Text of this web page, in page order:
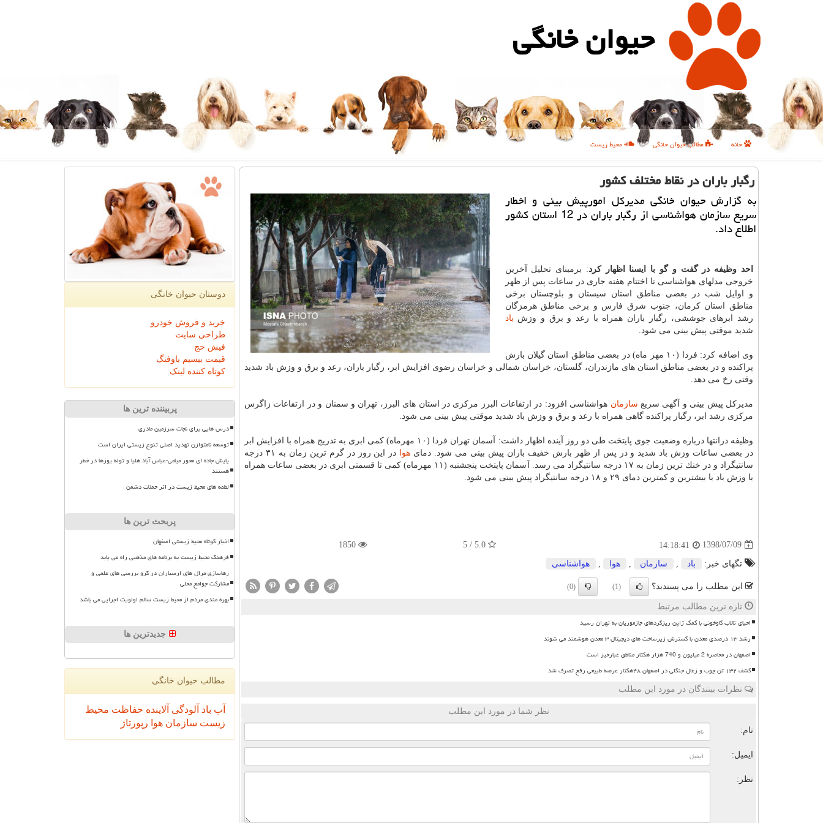
حیوان خانگی
خانه مطالب حیوان خانگی محیط زیست
رگبار باران در نقاط مختلف كشور
به گزارش حیوان خانگی مدیركل امورپیش بینی و اخطار
سریع سازمان هواشناسی از رگبار باران در 12 استان كشور
اطلاع داد.
احد وظیفه در گفت و گو با ایسنا اظهار كرد: برمبنای تحلیل آخرین
خروجی مدلهای هواشناسی تا اختتام هفته جاری در ساعات پس از ظهر
و اوایل شب در بعضی مناطق استان سیستان و بلوچستان برخی
مناطق استان كرمان، جنوب شرق فارس و برخی مناطق هرمزگان
رشد ابرهای جوششی، رگبار باران همراه با رعد و برق و وزش باد
شدید موقتی پیش بینی می شود.
وی اضافه كرد: فردا (۱۰ مهر ماه) در بعضی مناطق استان گیلان بارش
پراكنده و در بعضی مناطق استان های مازندران، گلستان، خراسان شمالی و خراسان رضوی افزایش ابر، رگبار باران، رعد و برق و وزش باد شدید
وقتی رخ می دهد.
مدیركل پیش بینی و آگهی سریع سازمان هواشناسی افزود: در ارتفاعات البرز مركزی در استان های البرز، تهران و سمنان و در ارتفاعات زاگرس
مركزی رشد ابر، رگبار پراكنده گاهی همراه با رعد و برق و وزش باد شدید موقتی پیش بینی می شود.
وظیفه درانتها درباره وضعیت جوی پایتخت طی دو روز آینده اظهار داشت: آسمان تهران فردا (۱۰ مهرماه) كمی ابری به تدریج همراه با افزایش ابر
در بعضی ساعات وزش باد شدید و در پس از ظهر بارش خفیف باران پیش بینی می شود. دمای هوا
در این روز در گرم ترین زمان به ۳۱ درجه
سانتیگراد و در خنك ترین زمان به ۱۷ درجه سانتیگراد می رسد. آسمان پایتخت پنجشنبه (۱۱ مهرماه) كمی تا قسمتی ابری در بعضی ساعات همراه
با وزش باد با بیشترین و كمترین دمای ۲۹ و ۱۸ درجه سانتیگراد پیش بینی می شود.
1398/07/09
14:18:41
5.0 / 5
1850
تگهای خبر: باد سازمان هوا هواشناسی
این مطلب را می پسندید؟ (1)
(0)
تازه ترین مطالب مرتبط
احیای تالاب گاوخونی با کمک ژاپن ریزگردهای جازموریان به تهران رسید
رشد ۱۳ درصدی معدن با گسترش زیرساخت های دیجیتال ۳ معدن هوشمند می شوند
اصفهان در محاصره 2 میلیون و 740 هزار هکتار مناطق غبارخیز است
کشف ۱۳۲ تن چوب و زغال جنگلی در اصفهان ۴۸هکتار عرصه طبیعی رفع تصرف شد
نظرات بینندگان در مورد این مطلب
نظر شما در مورد این مطلب
نام:
ایمیل:
نظر:
دوستان حیوان خانگی
خرید و فروش خودرو
طراحی سایت
فیش حج
قیمت بیسیم باوفنگ
کوتاه کننده لینک
پربیننده ترین ها
درس هایی برای نجات سرزمین مادری
توسعه نامتوازن تهدید اصلی تنوع زیستی ایران است
پایش جاده ای محور میامی-عباس آباد هلیا و توله یوزها در خطر
هستند
لطمه های محیط زیست در اثر حملات دشمن
پربحث ترین ها
اخبار کوتاه محیط زیستی اصفهان
فرهنگ محیط زیست به برنامه های مذهبی راه می یابد
رهاسازی مرال های ارسباران در گرو بررسی های علمی و
مشارکت جوامع محلی
بهره مندی مردم از محیط زیست سالم اولویت اجرایی می باشد
جدیدترین ها
مطالب حیوان خانگی
آب باد آلودگی آلاینده حفاظت محیط
زیست سازمان هوا رپورتاژ